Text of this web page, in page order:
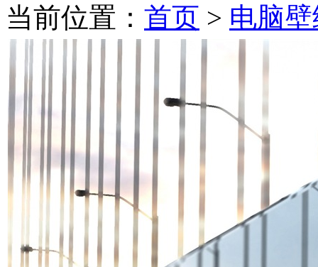
当前位置： 首页 > 电脑